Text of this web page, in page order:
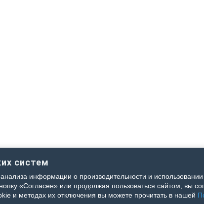
систем
информации о производительности и
«Согласен» или продолжая пользоваться сайтом, вы
и методах их отключения вы можете прочитать в нашей